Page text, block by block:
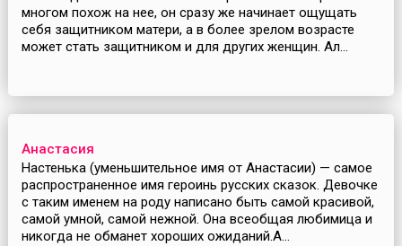
многом похож на нее, он сразу же начинает ощущать
себя защитником матери, а в более зрелом возрасте
может стать защитником и для других женщин. Ал...
Анастасия
Настенька (уменьшительное имя от Анастасии) — самое
распространенное имя героинь русских сказок. Девочке
с таким именем на роду написано быть самой красивой,
самой умной, самой нежной. Она всеобщая любимица и
никогда не обманет хороших ожиданий.А...